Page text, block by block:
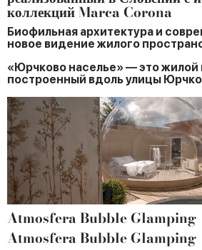
коллекций Marca Corona
Биофильная архитектура и
новое видение жилого
«Юрчково населье» — это жилой
построенный вдоль улицы
Atmosfera Bubble Glamping
Atmosfera Bubble Glamping